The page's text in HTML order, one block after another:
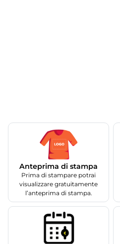
Anteprima di stampa
Prima di stampare potrai
visualizzare gratuitamente
l’anteprima di stampa.